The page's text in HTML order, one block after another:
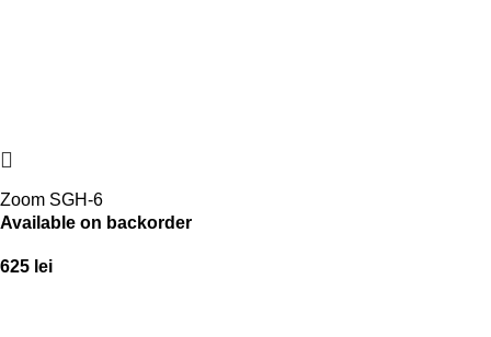
Zoom SGH-6
Available on backorder
625 lei